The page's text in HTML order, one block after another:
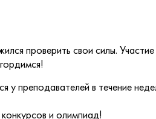
проверить свои силы.
у преподавателей в течение
и олимпиад!